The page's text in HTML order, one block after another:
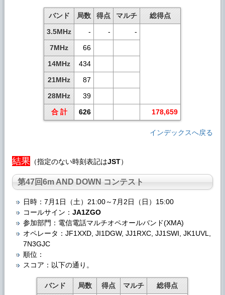
バンド 局数 得点 マルチ
総得点
3.5MHz
- -
-
7MHz
66
14MHz
434
21MHz
87
28MHz
39
合 計
626 178,659
インデックスへ戻る
結果 （指定のない時刻表記はJST）
第47回6m AND DOWN コンテスト
日時：7月1日（土）21:00～7月2日（日）15:00
コールサイン： JA1ZGO
参加部門：電信電話マルチオペオールバンド(XMA)
オペレータ：JF1XXD, JI1DGW, JJ1RXC, JJ1SWI, JK1UVL,
7N3GJC
順位：
スコア：以下の通り。
バンド 局数 得点 マルチ
総得点